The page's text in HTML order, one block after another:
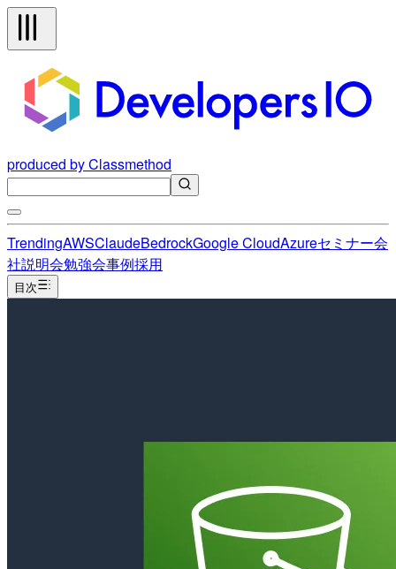
produced by Classmethod
TrendingAWSClaudeBedrockGoogle CloudAzureセミナー会
社説明会勉強会事例採用
目次